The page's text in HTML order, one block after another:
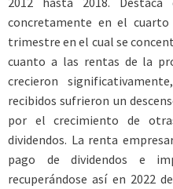
concretamente en el
trimestre en el cual se
cuanto a las rentas de la
crecieron
recibidos sufrieron un
por el crecimiento de
dividendos. La renta
pago de dividendos e
recuperándose así en 2022